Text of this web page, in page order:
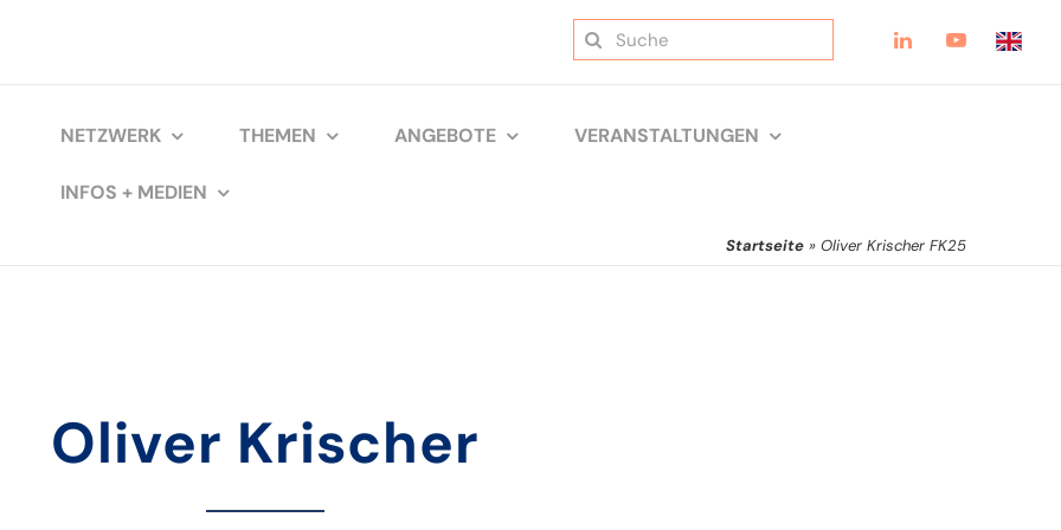
Suche
NETZWERK THEMEN ANGEBOTE VERANSTALTUNGEN
INFOS + MEDIEN
Startseite »Oliver Krischer FK25
Oliver Krischer